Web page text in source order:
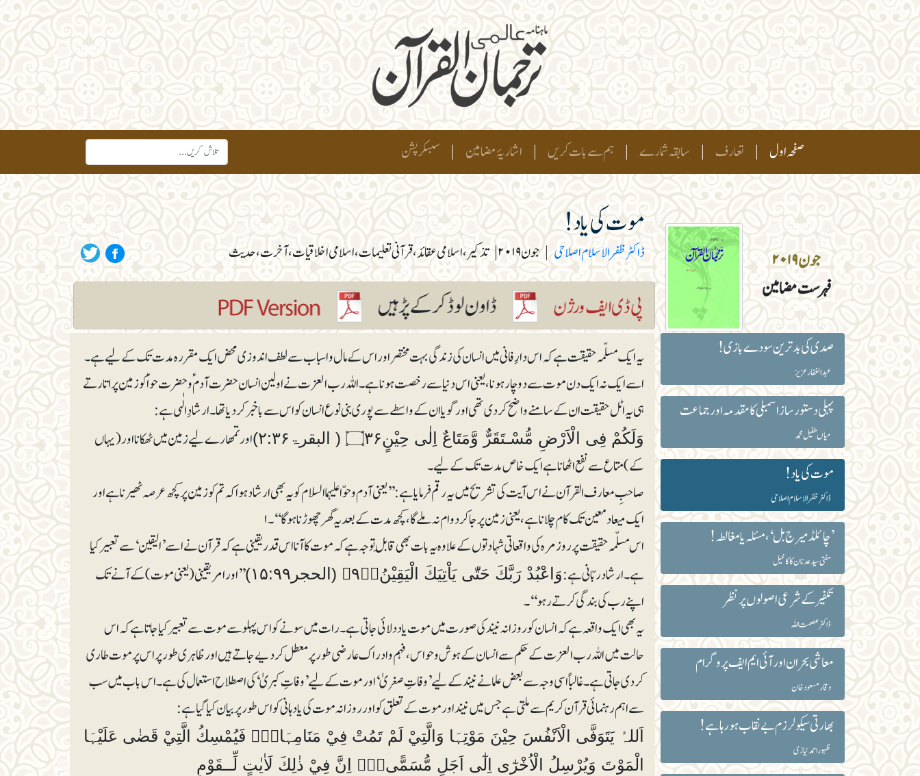
صفحہ اول | تعارف | سابقہ شمارے | ہم سے بات کریں | اشاریۂ مضامین | سبسکرپشن
جون ۲۰۱۹
فہرست مضامین
موت کی یاد!
ڈاکٹر ظفرالاسلام اصلاحی | جون ۲۰۱۹ | تذکیر، اسلامی عقائد، قرآنی تعلیمات، اسلامی اخلاقیات، آخرت، حدیث
صدی کی بدترین سودے بازی!
عبد الغفار عزیز
پہلی دستور ساز اسمبلی کا مقدمہ اور جماعت
میاں طفیل محمد
موت کی یاد!
ڈاکٹر ظفرالاسلام اصلاحی
’چائلڈ میرج بل‘، مسئلہ یا مغالطہ !
مفتی سید عدنان کاکا خیل
تکفیر کے شرعی اصولوں پر نظر
ڈاکٹر عصمت اللہ
معاشی بحران اور آئی ایم ایف پروگرام
وقار مسعود خان
بھارتی سیکولرزم بے نقاب ہورہا ہے!
ظہور احمد نیازی
یہ ایک مسلّمہ حقیقت ہے کہ اس دارِفانی میں انسان کی زندگی بہت مختصر اور اس کے مال واسباب سے لطف اندوزی محض ایک مقررہ مدت تک کے لیے ہے۔
اسے ایک نہ ایک دن موت سے دوچار ہونا، یعنی اس دنیا سے رخصت ہوناہے ۔ اللہ رب العزت نے اولین انسان حضرت آدمؑ و حضرت حوا ؑ کو زمین پر اتارتے
ہی یہ اٹل حقیقت ان کے سامنے واضح کردی تھی اور گویا ان کے واسطے سے پوری بنی نوع انسان کو اس سے با خبر کر دیا تھا ۔ارشادِ الٰہی ہے :
وَلَكُمْ فِى الْاَرْضِ مُّسْـتَقَرٌّ وَّمَتَاعٌ اِلٰى حِيْنٍ۝۳۶ ( البقرۃ۲:۳۶)
اور تمھارے لیے زمین میں ٹھکانا اور ( یہاں
کے) متاع سے نفع اٹھانا ہے ایک خاص مدت تک کے لیے۔
صاحبِ معارف القرآن نے اس آیت کی تشریح میں یہ رقم فرمایا ہے: ’’ یعنی آدم و حوّا علیہما السلام کو یہ بھی ارشاد ہوا کہ تم کو زمین پر کچھ عرصہ ٹھیرنا ہے اور
ایک میعاد معین تک کام چلانا ہے،یعنی زمین پر جاکر دوام نہ ملے گا ، کچھ مدت کے بعد یہ گھر چھوڑنا ہوگا‘‘۔۱
اس مسلّمہ حقیقت پر روزمرہ کی واقعاتی شہادتوں کے علاوہ یہ بات بھی قابلِ توجہ ہے کہ موت کا آنا اس قدر یقینی ہے کہ قرآن نے اسے ’ الیقین‘ سے تعبیر کیا
ہے۔ ارشاد ربّانی ہے:وَاعْبُدْ رَبَّكَ حَتّٰى يَاْتِيَكَ الْيَقِيْنُ۝۹۹ۧ (الحجر۱۵:۹۹)
’’اور امر یقینی( یعنی موت ) کے آنے تک
اپنے رب کی بندگی کرتے رہو‘‘۔
یہ بھی ایک واقعہ ہے کہ انسان کو روزانہ نیند کی صورت میں موت یاد دلائی جاتی ہے۔ رات میں سونے کو اس پہلو سے موت سے تعبیر کیا جاتا ہے کہ اس
حالت میں اللہ رب العزت کے حکم سے انسان کے ہوش و حواس،فہم و ادراک عارضی طور پر معطل کر دیے جاتے ہیں اور ظاہری طور پر اس پر موت طاری
کردی جاتی ہے ۔ غالباً اسی وجہ سے بعض علما نے نیند کے لیے ’ وفاتِ صغریٰ‘ اور موت کے لیے ’ وفاتِ کبریٰ‘ کی اصطلاح استعمال کی ہے ۔ اس باب میں سب
سے اہم رہنمائی قرآن کریم سے ملتی ہے جس میں نیند اور موت کے تعلق کو اور روز انہ موت کی یادہانی کو اس طور پر بیان کیا گیا ہے :
اَللہُ يَتَوَفَّى الْاَنْفُسَ حِيْنَ مَوْتِہَا وَالَّتِيْ لَمْ تَمُتْ فِيْ مَنَامِہَا۝۰ۚ فَيُمْسِكُ الَّتِيْ قَضٰى عَلَيْہَا
الْمَوْتَ وَيُرْسِلُ الْاُخْرٰٓى اِلٰٓى اَجَلٍ مُّسَمًّى۝۰ۭ اِنَّ فِيْ ذٰلِكَ لَاٰيٰتٍ لِّــقَوْمٍ